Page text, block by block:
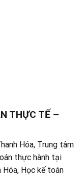
THỰC TẾ –
Hóa, Trung tâm
thực hành tại
Học kế toán